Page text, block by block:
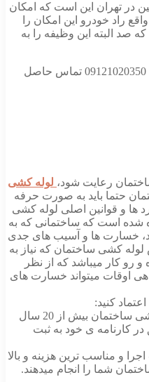
در تهران این است که امکان
راد خودرو این امکان را
صد البته این وظیفه را به
جهت اجاره خودرو با شماره تماس : 09121020350 تماس حاصل
رعایت شود، لوله کشی
حتما باید به صورت حرفه
ها و قوانین اصلی لوله کشی
شده است که ساختمانی که به
خسارت ها و آسیب های جدی
کشی ساختمان که نیاز به
رو کار میباشد که از نظر
اوقات میتواند خسارت های
کنید:
تاسیسات محمدی در اجرای لوله کشی ساختمان بیش از 20 سال
کارنامه ی خود به ثبت
و مناسب ترین هزینه و بالا
شما را انجام میدهند.